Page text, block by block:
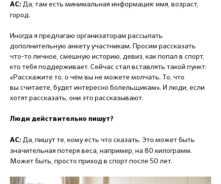
АС: Да, там есть минимальная информация: имя, возраст,
город.
Иногда я предлагаю организаторам рассылать
дополнительную анкету участникам. Просим рассказать
что-то личное, смешную историю, девиз, как попал в спорт,
кто тебя поддерживает. Сейчас стал вставлять такой пункт:
«Расскажите то, о чём вы не можете молчать. То, что
вы считаете, будет интересно болельщикам». И люди, если
хотят рассказать, они это рассказывают.
Люди действительно пишут?
АС: Да, пишут те, кому есть что сказать. Это может быть
значительная потеря веса, например, на 80 килограмм.
Может быть, просто приход в спорт после 50 лет.